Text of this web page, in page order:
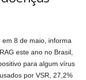
8 de maio, informa
este ano no Brasil,
para algum vírus
por VSR, 27,2%